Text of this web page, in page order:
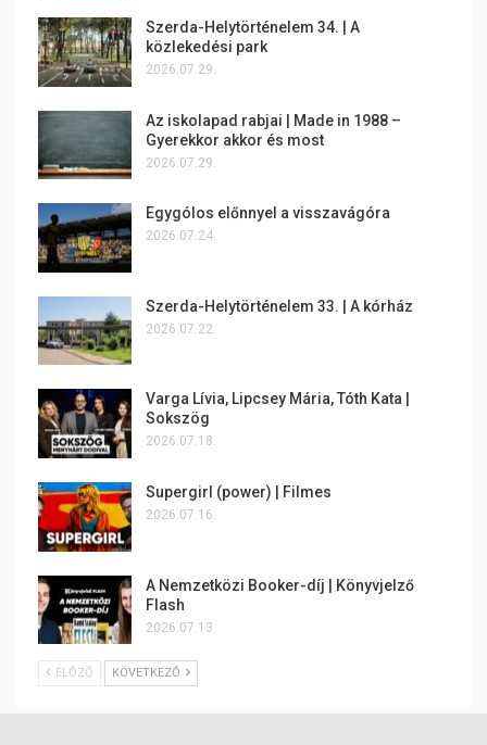
Szerda-Helytörténelem 34. | A
közlekedési park
2026.07.29.
Az iskolapad rabjai | Made in 1988 –
Gyerekkor akkor és most
2026.07.29.
Egygólos előnnyel a visszavágóra
2026.07.24.
Szerda-Helytörténelem 33. | A kórház
2026.07.22.
Varga Lívia, Lipcsey Mária, Tóth Kata |
Sokszög
2026.07.18.
Supergirl (power) | Filmes
2026.07.16.
A Nemzetközi Booker-díj | Könyvjelző
Flash
2026.07.13.
ELŐZŐ KÖVETKEZŐ